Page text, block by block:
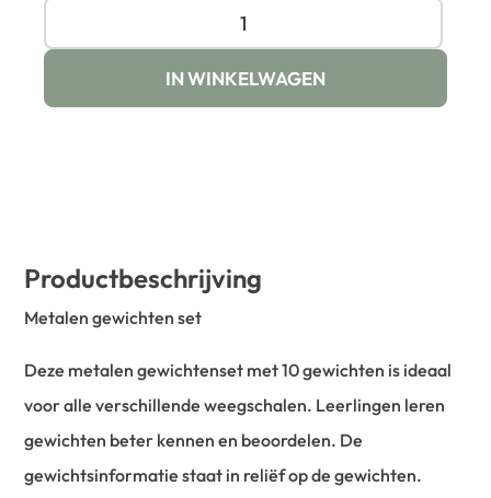
IN WINKELWAGEN
Productbeschrijving
Metalen gewichten set
Deze metalen gewichtenset met 10 gewichten is ideaal
voor alle verschillende weegschalen. Leerlingen leren
gewichten beter kennen en beoordelen. De
gewichtsinformatie staat in reliëf op de gewichten.